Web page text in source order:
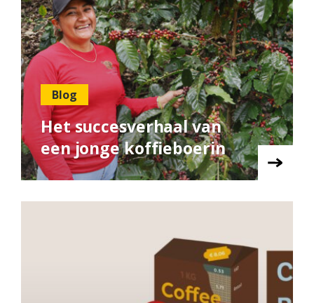
Blog
Het succesverhaal van
een jonge koffieboerin